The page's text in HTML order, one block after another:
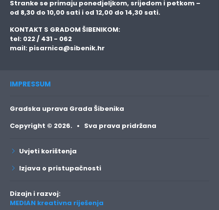
Stranke se primaju ponedjeljkom, srijedom i petkom –
od 8,30 do 10,00 sati i od 12,00 do 14,30 sati.
KONTAKT S GRADOM ŠIBENIKOM:
tel: 022 / 431 - 062
mail: pisarnica@sibenik.hr
IMPRESSUM
Gradska uprava Grada Šibenika
Copyright © 2026. • Sva prava pridržana
Uvjeti korištenja
Izjava o pristupačnosti
Dizajn i razvoj:
MEDIAN kreativna riješenja